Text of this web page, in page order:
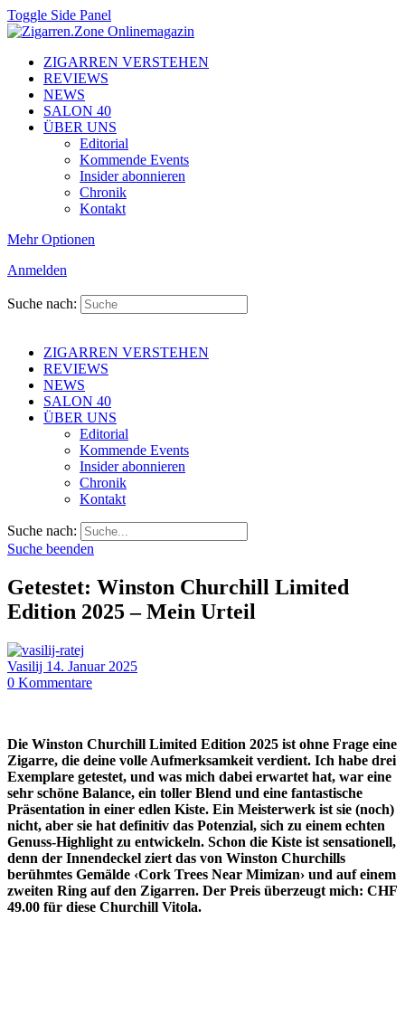
Toggle Side Panel
ZIGARREN VERSTEHEN
REVIEWS
NEWS
SALON 40
ÜBER UNS
Editorial
Kommende Events
Insider abonnieren
Chronik
Kontakt
Mehr Optionen
Anmelden
Suche nach:
ZIGARREN VERSTEHEN
REVIEWS
NEWS
SALON 40
ÜBER UNS
Editorial
Kommende Events
Insider abonnieren
Chronik
Kontakt
Suche nach:
Suche beenden
Getestet: Winston Churchill Limited
Edition 2025 – Mein Urteil
Vasilij 14. Januar 2025
0 Kommentare
Die Winston Churchill Limited Edition 2025 ist ohne Frage eine
Zigarre, die deine volle Aufmerksamkeit verdient. Ich habe drei
Exemplare getestet, und was mich dabei erwartet hat, war eine
sehr schöne Balance, ein toller Blend und eine fantastische
Präsentation in einer edlen Kiste. Ein Meisterwerk ist sie (noch)
nicht, aber sie hat definitiv das Potenzial, sich zu einem echten
Genuss-Highlight zu entwickeln. Schon die Kiste ist sensationell,
denn der Innendeckel ziert das von Winston Churchills
berühmtes Gemälde ‹Cork Trees Near Mimizan› und auf einem
zweiten Ring auf den Zigarren. Der Preis überzeugt mich: CHF
49.00 für diese Churchill Vitola.